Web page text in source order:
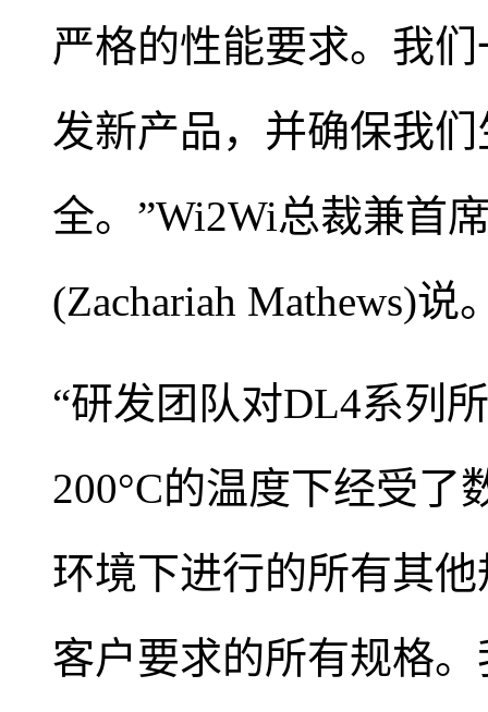
严格的性能要求。我
发新产品，并确保我
全。”Wi2Wi总裁兼首
(Zachariah Mathews)说
“研发团队对DL4系列
200°C的温度下经受
环境下进行的所有其
客户要求的所有规格